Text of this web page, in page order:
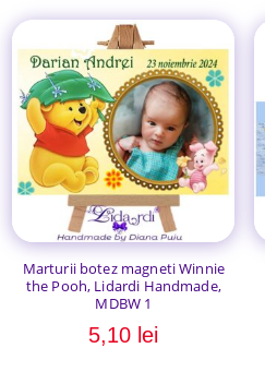
Marturii botez magneti Winnie
the Pooh, Lidardi Handmade,
MDBW 1
5,10 lei